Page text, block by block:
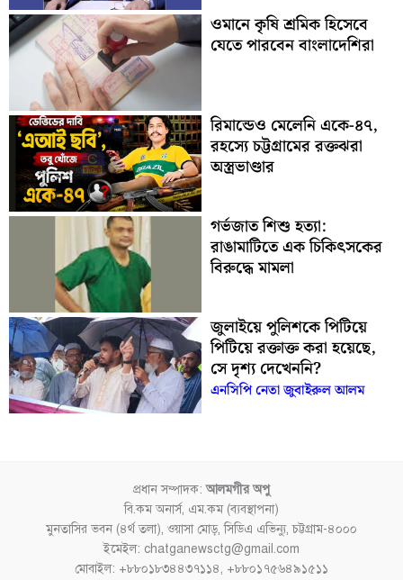
ওমানে কৃষি শ্রমিক হিসেবে
যেতে পারবেন বাংলাদেশিরা
রিমান্ডেও মেলেনি একে-৪৭,
রহস্যে চট্টগ্রামের রক্তঝরা
অস্ত্রভাণ্ডার
গর্ভজাত শিশু হত্যা:
রাঙামাটিতে এক চিকিৎসকের
বিরুদ্ধে মামলা
জুলাইয়ে পুলিশকে পিটিয়ে
পিটিয়ে রক্তাক্ত করা হয়েছে,
সে দৃশ্য দেখেননি?
এনসিপি নেতা জুবাইরুল আলম
প্রধান সম্পাদক:আলমগীর অপু
বি.কম অনার্স, এম.কম (ব্যবস্থাপনা)
মুনতাসির ভবন (৪র্থ তলা), ওয়াসা মোড়, সিডিএ এভিন্যু, চট্টগ্রাম-৪০০০
ইমেইল: chatganewsctg@gmail.com
মোবাইল: +৮৮০১৮৩৪৪৩৭১১৪, +৮৮০১৭৫৬৪৯১৫১১